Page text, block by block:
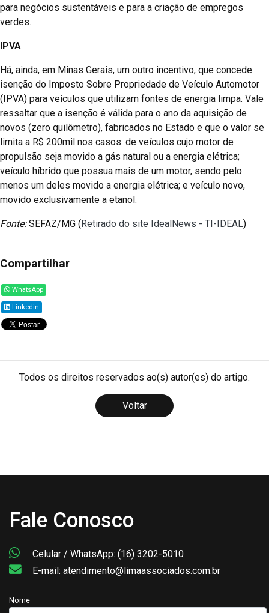
para negócios sustentáveis e para a criação de empregos
verdes.
IPVA
Há, ainda, em Minas Gerais, um outro incentivo, que concede
isenção do Imposto Sobre Propriedade de Veículo Automotor
(IPVA) para veículos que utilizam fontes de energia limpa. Vale
ressaltar que a isenção é válida para o ano da aquisição de
novos (zero quilômetro), fabricados no Estado e que o valor se
limita a R$ 200mil nos casos: de veículos cujo motor de
propulsão seja movido a gás natural ou a energia elétrica;
veículo híbrido que possua mais de um motor, sendo pelo
menos um deles movido a energia elétrica; e veículo novo,
movido exclusivamente a etanol.
Fonte:SEFAZ/MG (Retirado do site IdealNews - TI-IDEAL)
Compartilhar
WhatsApp
Linkedin
Todos os direitos reservados ao(s) autor(es) do artigo.
Voltar
Fale Conosco
Celular / WhatsApp: (16) 3202-5010
E-mail: atendimento@limaassociados.com.br
Nome